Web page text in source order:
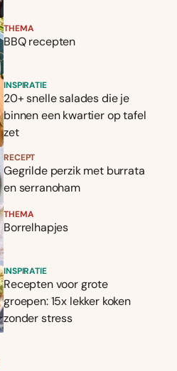
THEMA
BBQ recepten
INSPIRATIE
20+ snelle salades die je
binnen een kwartier op tafel
zet
RECEPT
Gegrilde perzik met burrata
en serranoham
THEMA
Borrelhapjes
INSPIRATIE
Recepten voor grote
groepen: 15x lekker koken
zonder stress